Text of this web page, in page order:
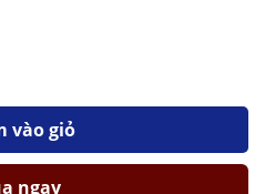
vào giỏ
ngay